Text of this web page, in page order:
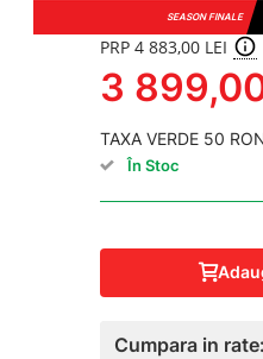
SEASON FINALE
PRP 4 883,00 LEI
3
TAXA VERDE 50
În Stoc
Cumpara in rate: